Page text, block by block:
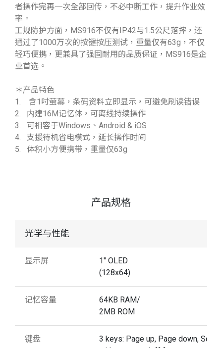
者操作完再一次全部回传，不必中断工作，提升作业效
率。
工规防护方面，MS916不仅有IP42与1.5公尺落摔，还
通过了1000万次的按键按压测试，重量仅有63g，不仅
轻巧便携，更兼具了强固耐用的品质保证，MS916是企
业首选。
＊产品特色
1. 含1吋萤幕，条码资料立即显示，可避免刷读错误
2. 内建16M记忆体，可离线持续操作
3. 可相容于Windows、Android & iOS
4. 支援待机省电模式，延长操作时间
5. 体积小方便携带，重量仅63g
产品规格
光学与性能
显示屏
1" OLED
(128x64)
记忆容量
64KB RAM/
2MB ROM
键盘
3 keys: Page up, Page down, Scan